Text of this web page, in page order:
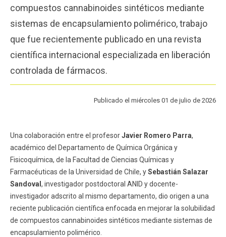
Funcionarios Egresados
compuestos cannabinoides sintéticos mediante
sistemas de encapsulamiento polimérico, trabajo
que fue recientemente publicado en una revista
científica internacional especializada en liberación
controlada de fármacos.
Publicado el miércoles 01 de julio de 2026
Una colaboración entre el profesorJavier Romero Parra,
académico del Departamento de Química Orgánica y
Fisicoquímica, de la Facultad de Ciencias Químicas y
Farmacéuticas de la Universidad de Chile, ySebastián Salazar
Sandoval , investigador postdoctoral ANID y docente-
investigador adscrito al mismo departamento, dio origen a una
reciente publicación científica enfocada en mejorar la solubilidad
de compuestos cannabinoides sintéticos mediante sistemas de
encapsulamiento polimérico.